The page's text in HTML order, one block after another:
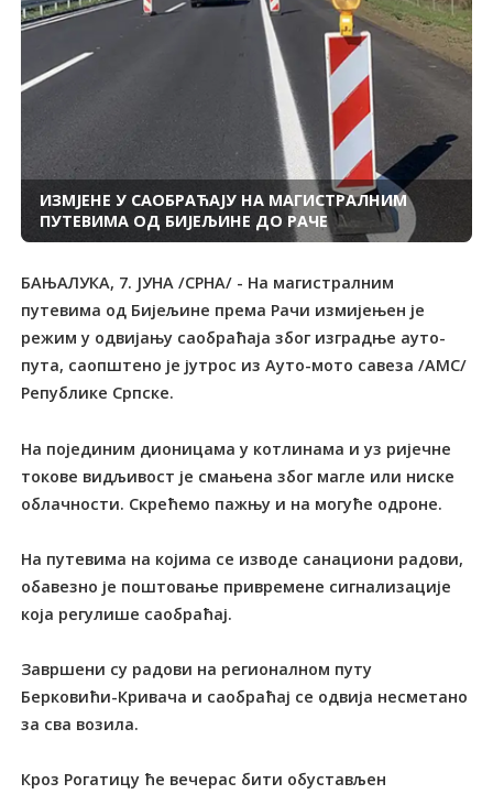
ИЗМЈЕНЕ У САОБРАЋАЈУ НА МАГИСТРАЛНИМ
ПУТЕВИМА ОД БИЈЕЉИНЕ ДО РАЧЕ
БАЊАЛУКА, 7. ЈУНА /СРНА/ - На магистралним
путевима од Бијељине према Рачи измијењен је
режим у одвијању саобраћаја због изградње ауто-
пута, саопштено је јутрос из Ауто-мото савеза /АМС/
Републике Српске.
На појединим дионицама у котлинама и уз ријечне
токове видљивост је смањена због магле или ниске
облачности. Скрећемо пажњу и на могуће одроне.
На путевима на којима се изводе санациони радови,
обавезно је поштовање привремене сигнализације
која регулише саобраћај.
Завршени су радови на регионалном путу
Берковићи-Кривача и саобраћај се одвија несметано
за сва возила.
Кроз Рогатицу ће вечерас бити обустављен